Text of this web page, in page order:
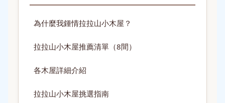
為什麼我鍾情拉拉山小木屋？
拉拉山小木屋推薦清單（8間）
各木屋詳細介紹
拉拉山小木屋挑選指南